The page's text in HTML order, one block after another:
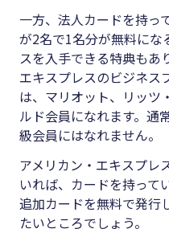
一方、法人カードを持っ
が2名で1名分が無料にな
スを入手できる特典もあ
エキスプレスのビジネス
は、マリオット、リッツ
ルド会員になれます。通
級会員にはなれません。
アメリカン・エキスプレ
いれば、カードを持って
追加カードを無料で発行
たいところでしょう。